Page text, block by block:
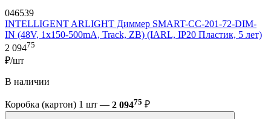
046539
INTELLIGENT ARLIGHT Диммер SMART-CC-201-72-DIM-
IN (48V, 1x150-500mA, Track, ZB) (IARL, IP20 Пластик, 5 лет)
2 09475
₽/шт
В наличии
Коробка (картон) 1 шт — 2 09475 ₽